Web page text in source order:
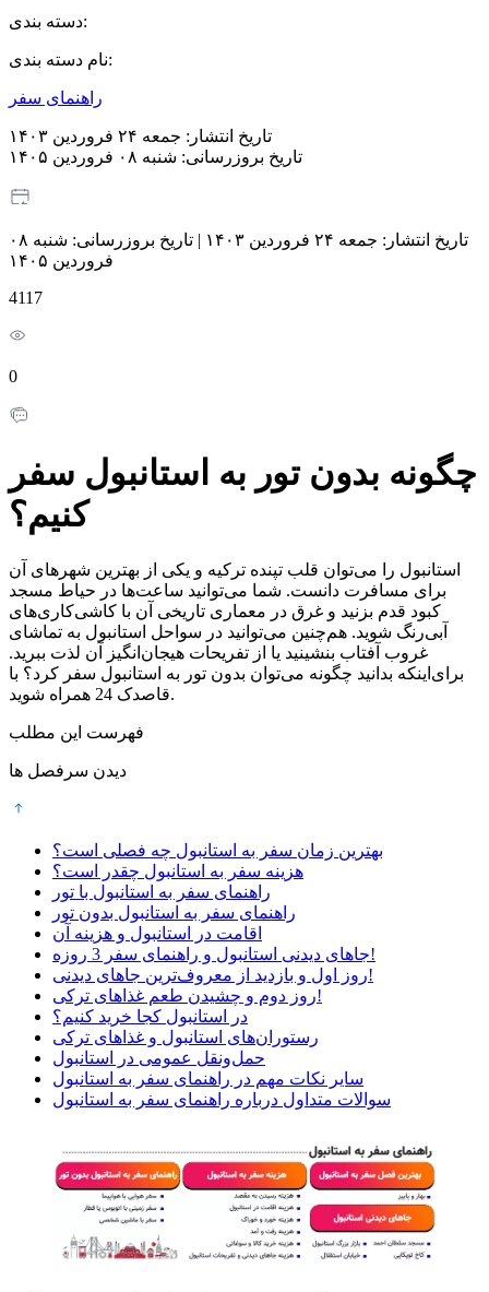
دسته بندی:
نام دسته بندی:
راهنمای سفر
تاریخ انتشار: جمعه ۲۴ فروردین ۱۴۰۳
تاریخ بروزرسانی: شنبه ۰۸ فروردین ۱۴۰۵
تاریخ انتشار: جمعه ۲۴ فروردین ۱۴۰۳ | تاریخ بروزرسانی:
شنبه ۰۸
فروردین ۱۴۰۵
4117
0
چگونه بدون تور به استانبول سفر
کنیم؟
استانبول را می‌توان قلب تپنده ترکیه و یکی از بهترین شهرهای آن
برای مسافرت دانست. شما می‌توانید ساعت‌ها در حیاط مسجد
کبود قدم بزنید و غرق در معماری تاریخی آن با کاشی‌کاری‌های
آبی‌رنگ شوید. هم‌چنین می‌توانید در سواحل استانبول به تماشای
غروب آفتاب بنشینید یا از تفریحات هیجان‌انگیز آن لذت ببرید.
برای‌اینکه بدانید چگونه می‌توان بدون تور به استانبول سفر کرد؟ با
قاصدک 24 همراه شوید.
فهرست این مطلب
دیدن سرفصل ها
بهترین زمان سفر به استانبول چه فصلی است؟
هزینه سفر به استانبول چقدر است؟
راهنمای سفر به استانبول با تور
راهنمای سفر به استانبول بدون تور
اقامت در استانبول و هزینه آن
جاهای دیدنی استانبول و راهنمای سفر 3 روزه!
روز اول و بازدید از معروف‌ترین جاهای دیدنی!
روز دوم و چشیدن طعم غذاهای ترکی!
در استانبول کجا خرید کنیم؟
رستوران‌های استانبول و غذاهای ترکی
حمل‌ونقل عمومی در استانبول
سایر نکات مهم در راهنمای سفر به استانبول
سوالات متداول درباره راهنمای سفر به استانبول